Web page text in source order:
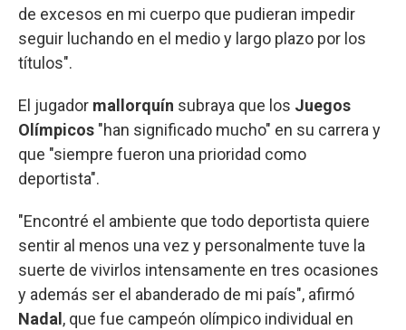
de excesos en mi cuerpo que pudieran impedir
seguir luchando en el medio y largo plazo por los
títulos".
El jugador mallorquín subraya que los Juegos
Olímpicos "han significado mucho" en su carrera y
que "siempre fueron una prioridad como
deportista".
"Encontré el ambiente que todo deportista quiere
sentir al menos una vez y personalmente tuve la
suerte de vivirlos intensamente en tres ocasiones
y además ser el abanderado de mi país", afirmó
Nadal , que fue campeón olímpico individual en